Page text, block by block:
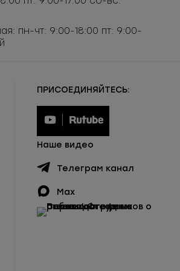
пн-чт: 9:00-18:00 пт: 9:00-
ПРИСОЕДИНЯЙТЕСЬ:
Наше видео
Телеграм канал
Max